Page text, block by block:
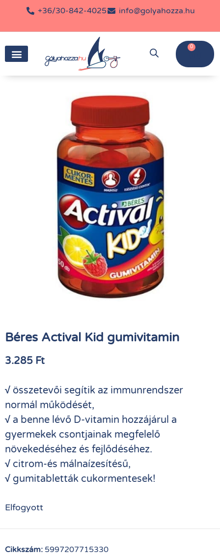
+36/30-842-4025 info@golyahozza.hu
0
Béres Actival Kid gumivitamin
3.285 Ft
√ összetevői segítik az immunrendszer
normál működését,
√ a benne lévő D-vitamin hozzájárul a
gyermekek csontjainak megfelelő
növekedéséhez és fejlődéséhez.
√ citrom-és málnaízesítésű,
√ gumitabletták cukormentesek!
Elfogyott
Cikkszám: 5997207715330